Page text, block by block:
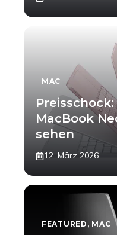
MAC
MacBook
sehen
12. März 2026
FEATURED , MAC